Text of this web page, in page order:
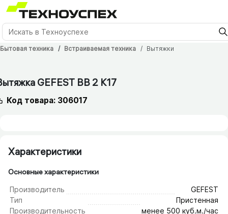
Бытовая техника Встраиваемая техника Вытяжки
GEFEST ВВ 2 К17
Код товара: 306017
Характеристики
Основные характеристики
Производитель
GEFEST
Тип
Пристенная
Производительность
менее 500 куб.м./час